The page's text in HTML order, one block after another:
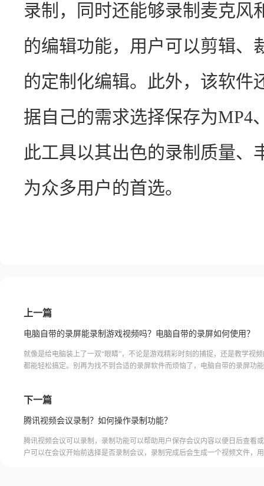
录制，同时还能够录制麦克风
的编辑功能，用户可以剪辑、
的定制化编辑。此外，该软件
据自己的需求选择保存为
此工具以其出色的录制质量、
为众多用户的首选。
上一篇
电脑自带的录屏能录制游戏视频吗？电脑自带的录屏如何使用？
就像是给电脑装上了一双“眼睛”，不论是游戏精彩时刻的捕捉，还是教学视
都能轻松搞定。别再为找不到合适的录屏软件而烦恼了，电脑自带的录屏功
无法进行编辑
下一篇
腾讯视频会议录制？如何操作录制功能？
腾讯视频会议可以录制，录制功能可以帮助用户保存会议内容以便日后查看
户可以在会议开始前选择是否录制会议，录制完成后会生成一个视频文件，